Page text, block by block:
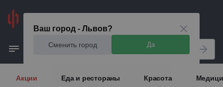
Ваш город - Львов?
Сменить город Да
Акции Еда и рестораны Красота